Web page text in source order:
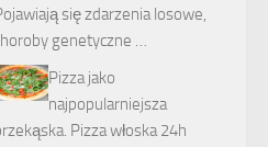
się zdarzenia losowe,
genetyczne …
Pizza jako
najpopularniejsza
Pizza włoska 24h